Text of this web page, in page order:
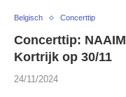
Belgisch Concerttip
Concerttip:
Kortrijk op 30/11
24/11/2024